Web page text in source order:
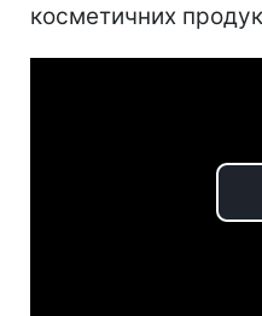
косметичних